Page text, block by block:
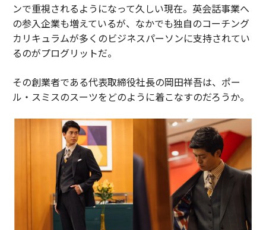
ンで重視されるようになって久しい現在。英会話事業へ
の参入企業も増えているが、なかでも独自のコーチング
カリキュラムが多くのビジネスパーソンに支持されてい
るのがプログリットだ。
その創業者である代表取締役社長の岡田祥吾は、ポー
ル・スミスのスーツをどのように着こなすのだろうか。